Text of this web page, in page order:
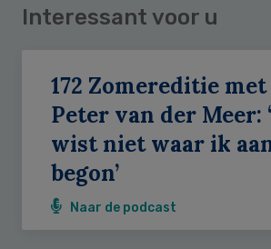
Interessant voor u
172 Zomereditie met
Peter van der Meer:
wist niet waar ik
begon’
Naar de podcast